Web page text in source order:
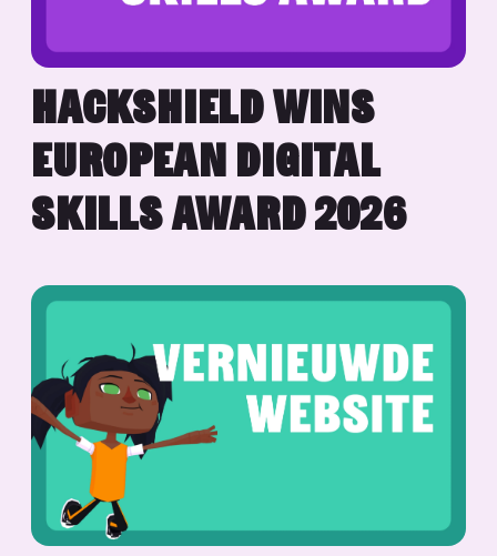
HACKSHIELD WINS
EUROPEAN DIGITAL
SKILLS AWARD 2026